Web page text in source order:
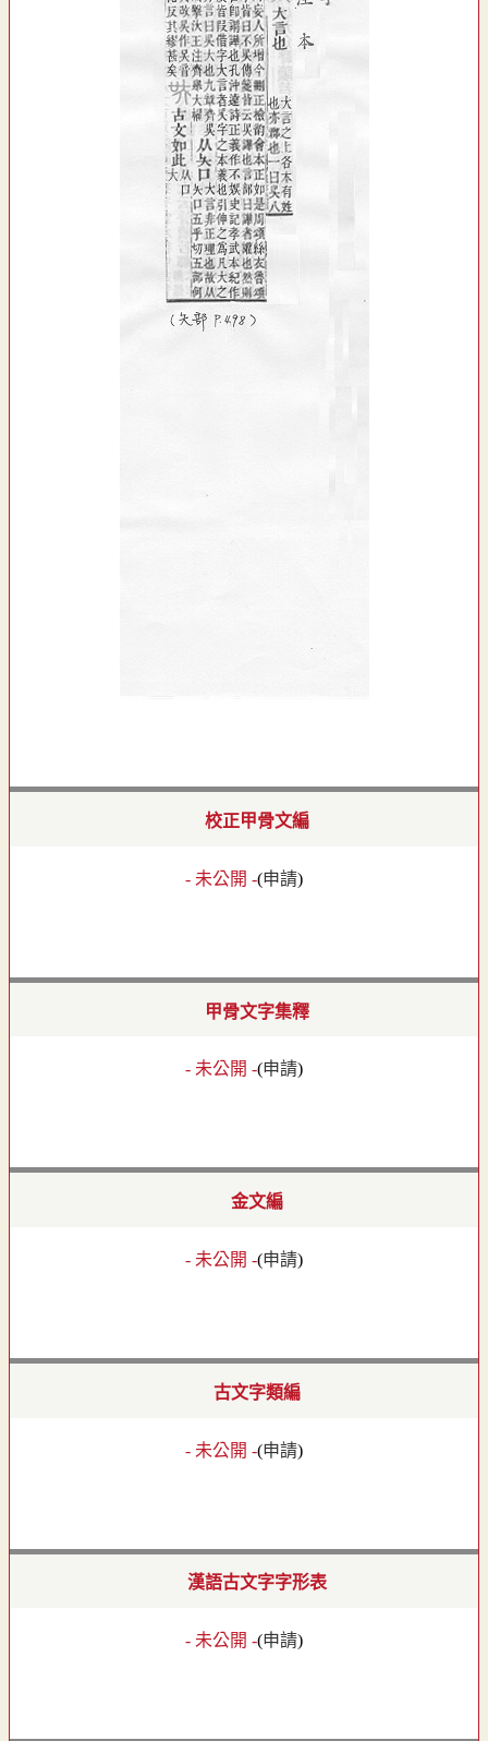
校正甲骨文編
- 未公開 -(申請)
甲骨文字集釋
- 未公開 -(申請)
金文編
- 未公開 -(申請)
古文字類編
- 未公開 -(申請)
漢語古文字字形表
- 未公開 -(申請)